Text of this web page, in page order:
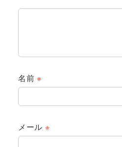
名前※
メール ※